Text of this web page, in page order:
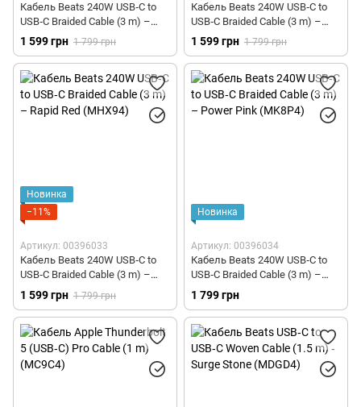
Кабель Beats 240W USB‑C to
USB‑C Braided Cable (3 m) –
Surge Stone (MHX74)
1 599 грн 1 799 грн
Кабель Beats 240W USB‑C to
USB‑C Braided Cable (3 m) –
Nitro Navy (MHX84)
1 599 грн 1 799 грн
Новинка
−11%
Артикул: 00396033
Кабель Beats 240W USB‑C to
USB‑C Braided Cable (3 m) –
Rapid Red (MHX94)
1 599 грн 1 799 грн
Новинка
Артикул: 00396034
Кабель Beats 240W USB‑C to
USB‑C Braided Cable (3 m) –
Power Pink (MK8P4)
1 799 грн